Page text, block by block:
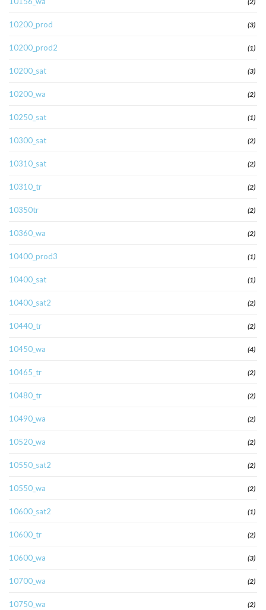
10200_prod (3)
10200_prod2 (1)
10200_sat (3)
10200_wa (2)
10250_sat (1)
10300_sat (2)
10310_sat (2)
10310_tr (2)
10350tr (2)
10360_wa (2)
10400_prod3 (1)
10400_sat (1)
10400_sat2 (2)
10440_tr (2)
10450_wa (4)
10465_tr (2)
10480_tr (2)
10490_wa (2)
10520_wa (2)
10550_sat2 (2)
10550_wa (2)
10600_sat2 (1)
10600_tr (2)
10600_wa (3)
10700_wa (2)
10750_wa (2)